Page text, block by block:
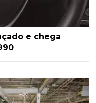
e chega